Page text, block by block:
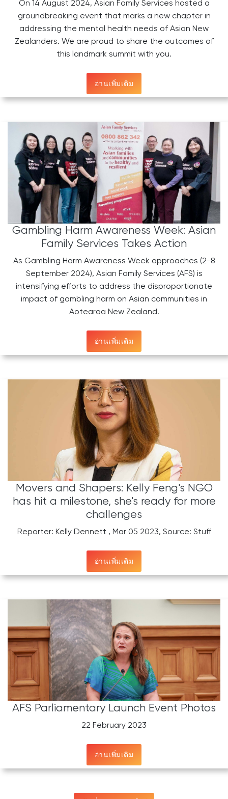
On 14 August 2024, Asian Family Services hosted a
groundbreaking event that marks a new chapter in
addressing the mental health needs of Asian New
Zealanders. We are proud to share the outcomes of
this landmark summit with you.
อ่านเพิ่มเติม
Gambling Harm Awareness Week: Asian
Family Services Takes Action
As Gambling Harm Awareness Week approaches (2-8
September 2024), Asian Family Services (AFS) is
intensifying efforts to address the disproportionate
impact of gambling harm on Asian communities in
Aotearoa New Zealand.
อ่านเพิ่มเติม
Movers and Shapers: Kelly Feng's NGO
has hit a milestone, she's ready for more
challenges
Reporter: Kelly Dennett , Mar 05 2023, Source: Stuff
อ่านเพิ่มเติม
AFS Parliamentary Launch Event Photos
22 February 2023
อ่านเพิ่มเติม